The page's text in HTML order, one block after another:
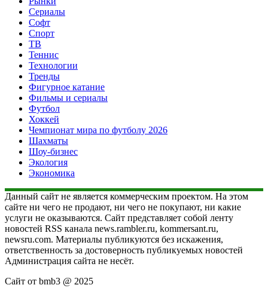
Сериалы
Софт
Спорт
ТВ
Теннис
Технологии
Тренды
Фигурное катание
Фильмы и сериалы
Футбол
Хоккей
Чемпионат мира по футболу 2026
Шахматы
Шоу-бизнес
Экология
Экономика
Данный сайт не является коммерческим проектом. На этом
сайте ни чего не продают, ни чего не покупают, ни какие
услуги не оказываются. Сайт представляет собой ленту
новостей RSS канала news.rambler.ru, kommersant.ru,
newsru.com. Материалы публикуются без искажения,
ответственность за достоверность публикуемых новостей
Администрация сайта не несёт.
Сайт от bmb3 @ 2025